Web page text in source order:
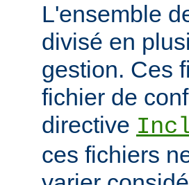
L'ensemble
divisé en
gestion. Ces
fichier de
directive
ces fichiers